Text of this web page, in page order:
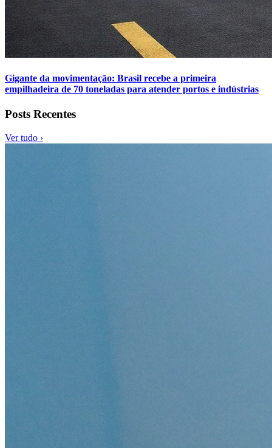
Gigante da movimentação: Brasil recebe a primeira
empilhadeira de 70 toneladas para atender portos e indústrias
Posts Recentes
Ver tudo ›